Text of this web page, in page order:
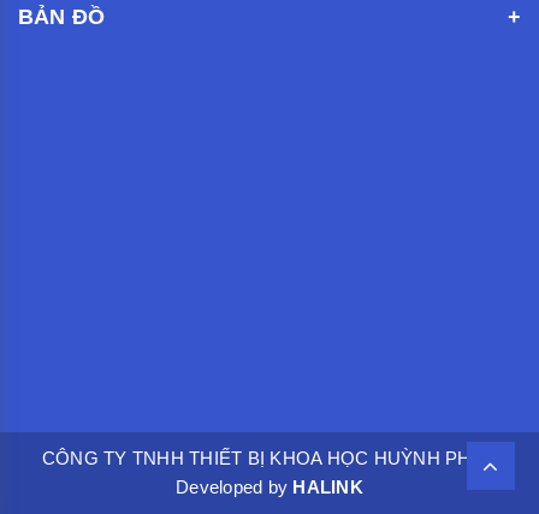
BẢN ĐỒ
CÔNG TY TNHH THIẾT BỊ KHOA HỌC HUỲNH PHÁT.
Developed by HALINK